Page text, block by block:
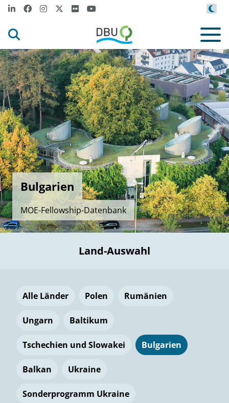
Bulgarien
MOE-Fellowship-Datenbank
Land-Auswahl
Alle Länder Polen Rumänien
Ungarn Baltikum
Tschechien und Slowakei Bulgarien
Balkan Ukraine
Sonderprogramm Ukraine